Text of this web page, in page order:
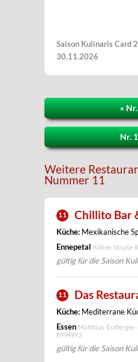
Saison Kulinaris Card
30.11.2026
«
Nr.
Weitere
Nummer 11
11 Chillito Bar
Küche: Mexikanische
Ennepetal Kölner Straße
gültig für die Saison
11 Das
Küche: Mediterrane
Essen Matthias-Erzberger-
8994993
gültig für die Saison